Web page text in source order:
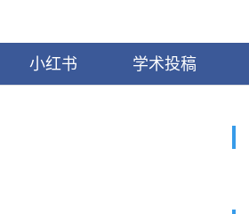
小红书 学术投稿